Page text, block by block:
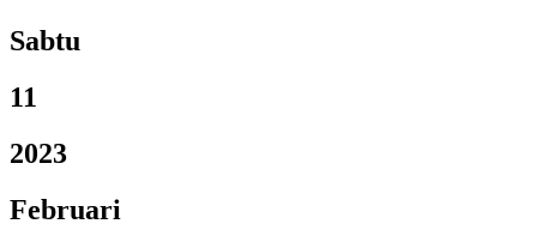
Sabtu
11
2023
Februari